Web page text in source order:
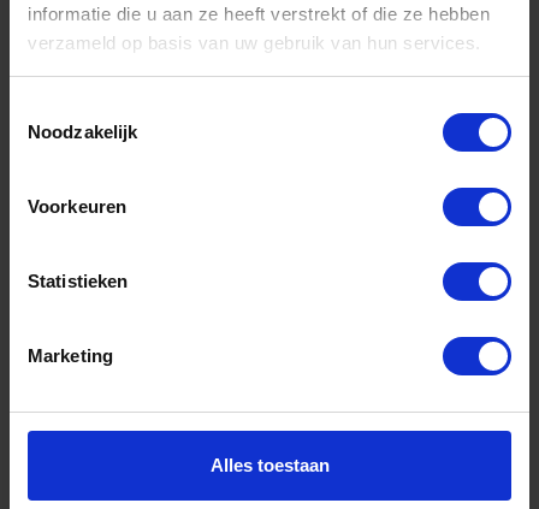
informatie die u aan ze heeft verstrekt of die ze hebben
verzameld op basis van uw gebruik van hun services.
Noodzakelijk
Voorkeuren
Statistieken
Marketing
Alles toestaan
Niet op voorraad, levertijd 1 tot meerdere werkdagen
Prijs per 1 Stuk
+
Stuk